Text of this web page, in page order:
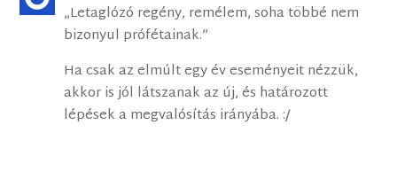
„Letaglózó regény, remélem, soha többé nem
bizonyul prófétainak.”
Ha csak az elmúlt egy év eseményeit nézzük,
akkor is jól látszanak az új, és határozott
lépések a megvalósítás irányába. :/